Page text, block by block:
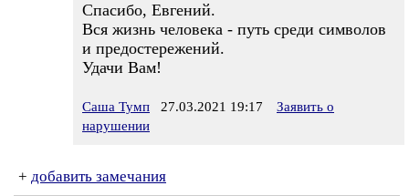
Спасибо, Евгений.
Вся жизнь человека - путь среди символов
и предостережений.
Удачи Вам!
Саша Тумп 27.03.2021 19:17
Заявить о
нарушении
+ добавить замечания